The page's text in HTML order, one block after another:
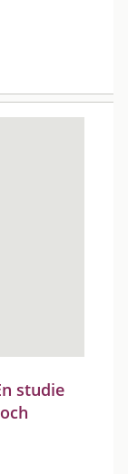
studie